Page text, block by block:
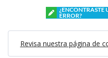
¿ENCONTRASTE
ERROR?
Revisa nuestra página de